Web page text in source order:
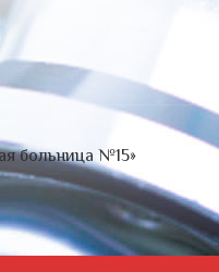
больница №15»